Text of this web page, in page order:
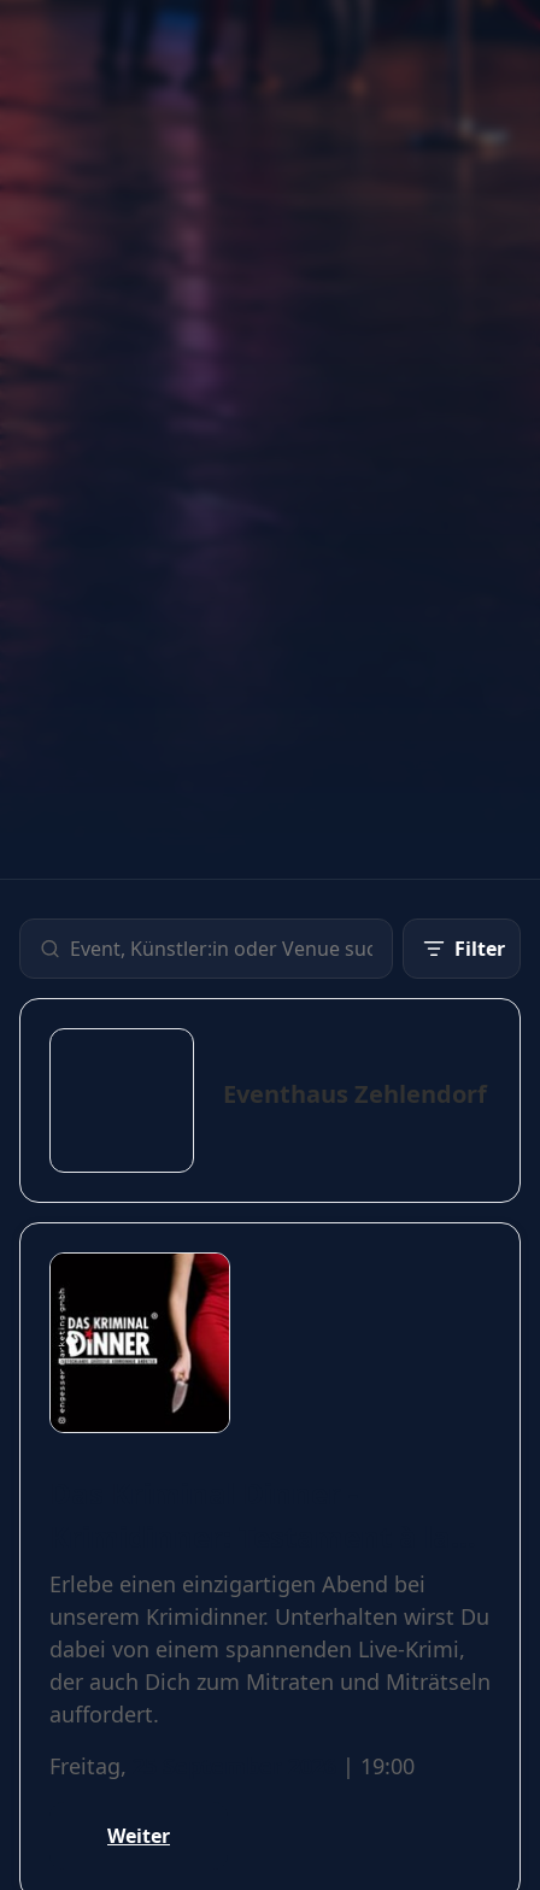
Filter
Eventhaus Zehlendorf
Carte
Erlebe einen einzigartigen Abend bei
unserem Krimidinner. Unterhalten wirst Du
dabei von einem spannenden Live-Krimi,
der auch Dich zum Mitraten und Miträtseln
auffordert.
Freitag,
| 19:00
Weiter